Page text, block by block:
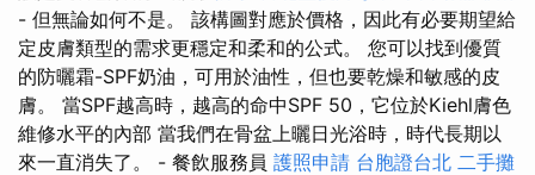
- 但無論如何不是。 該構圖對應於價格，因此有必要期望給
定皮膚類型的需求更穩定和柔和的公式。 您可以找到優質
的防曬霜-SPF奶油，可用於油性，但也要乾燥和敏感的皮
膚。 當SPF越高時，越高的命中SPF 50，它位於Kiehl膚色
維修水平的內部 當我們在骨盆上曬日光浴時，時代長期以
來一直消失了。 - 餐飲服務員 護照申請 台胞證台北 二手攤